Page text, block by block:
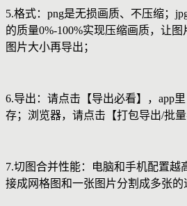
5.格式：png是无损画质、不压缩；
的质量0%-100%实现压缩画质，让
图片大小再导出；
6.导出：请点击【导出必看】，app
存；浏览器，请点击【打包导出/批量
7.切图合并性能：电脑和手机配置越
接成网格图和一张图片分割成多张的